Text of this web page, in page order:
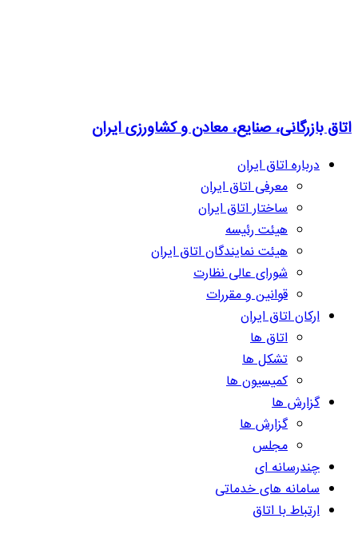
اتاق بازرگانی، صنایع، معادن و کشاورزی ایران
درباره اتاق ایران
معرفی اتاق ایران
ساختار اتاق ایران
هیئت رئیسه
هیئت نمایندگان اتاق ایران
شورای عالی نظارت
قوانین و مقررات
ارکان اتاق ایران
اتاق ها
تشکل ها
کمیسیون ها
گزارش ها
گزارش ها
مجلس
چندرسانه ای
سامانه های خدماتی
ارتباط با اتاق